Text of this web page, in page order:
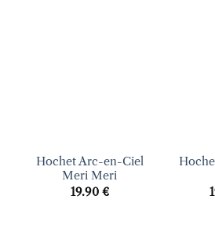
Hochet Arc-en-Ciel
Meri Meri
19.90 €